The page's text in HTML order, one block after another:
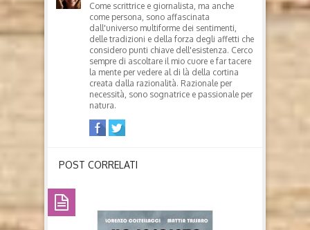
Come scrittrice e giornalista, ma anche
come persona, sono affascinata
dall'universo multiforme dei sentimenti,
delle tradizioni e della forza degli affetti che
considero punti chiave dell'esistenza. Cerco
sempre di ascoltare il mio cuore e far tacere
la mente per vedere al di là della cortina
creata dalla razionalità. Razionale per
necessità, sono sognatrice e passionale per
natura.
POST CORRELATI